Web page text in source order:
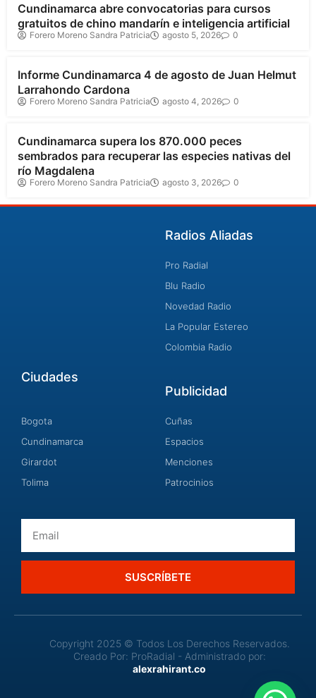
Cundinamarca abre convocatorias para cursos
gratuitos de chino mandarín e inteligencia artificial
Forero Moreno Sandra Patricia agosto 5, 2026 0
Cundinamarca
Informe Cundinamarca 4 de agosto de Juan Helmut
Larrahondo Cardona
Forero Moreno Sandra Patricia agosto 4, 2026 0
Cundinamarca
Cundinamarca supera los 870.000 peces
sembrados para recuperar las especies nativas del
río Magdalena
Forero Moreno Sandra Patricia agosto 3, 2026 0
Radios Aliadas
Pro Radial
Blu Radio
Novedad Radio
La Popular Estereo
Colombia Radio
Ciudades
Bogota
Cundinamarca
Girardot
Tolima
Publicidad
Cuñas
Espacios
Menciones
Patrocinios
SUSCRÍBETE
Copyright 2025 © Todos Los Derechos Reservados.
Creado Por: ProRadial - Administrado por:
alexrahirant.co